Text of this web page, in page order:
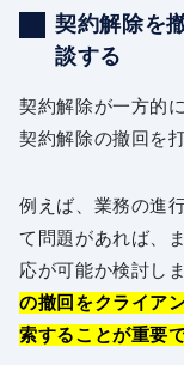
契約解除を
談する
契約解除が一方的
契約解除の撤回を
例えば、業務の進
て問題があれば、
応が可能か検討し
の撤回をクライア
索することが重要で